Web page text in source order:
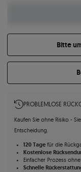
Bitte
PROBLEMLOSE
Kaufen Sie ohne Risiko -
Entscheidung.
120 Tagefür die
Kostenlose
Einfacher Prozess
Schnelle